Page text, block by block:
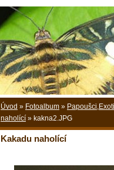
Úvod » Fotoalbum »
naholící » kakna2.JPG
Kakadu naholící